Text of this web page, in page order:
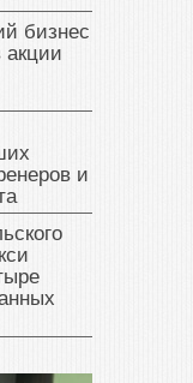
бизнес
акции
и